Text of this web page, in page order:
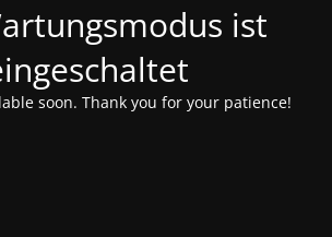
ist
soon. Thank you for your patience!